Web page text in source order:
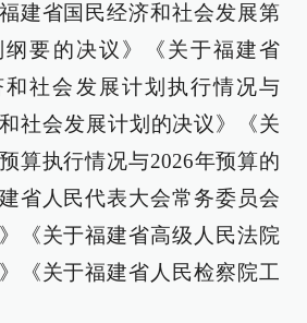
建省国民经济和社会发展第
要的决议》《关于福建省
和社会发展计划执行情况与
社会发展计划的决议》《关
算执行情况与2026年预算的
省人民代表大会常务委员会
《关于福建省高级人民法院
《关于福建省人民检察院工